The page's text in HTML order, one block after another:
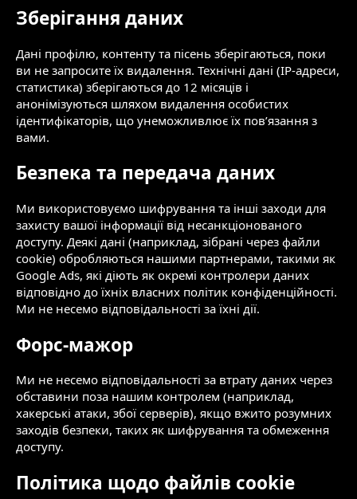
Зберігання даних
Дані профілю, контенту та пісень зберігаються, поки
ви не запросите їх видалення. Технічні дані (IP-адреси,
статистика) зберігаються до 12 місяців і
анонімізуються шляхом видалення особистих
ідентифікаторів, що унеможливлює їх пов’язання з
вами.
Безпека та передача даних
Ми використовуємо шифрування та інші заходи для
захисту вашої інформації від несанкціонованого
доступу. Деякі дані (наприклад, зібрані через файли
cookie) обробляються нашими партнерами, такими як
Google Ads, які діють як окремі контролери даних
відповідно до їхніх власних політик конфіденційності.
Ми не несемо відповідальності за їхні дії.
Форс-мажор
Ми не несемо відповідальності за втрату даних через
обставини поза нашим контролем (наприклад,
хакерські атаки, збої серверів), якщо вжито розумних
заходів безпеки, таких як шифрування та обмеження
доступу.
Політика щодо файлів cookie